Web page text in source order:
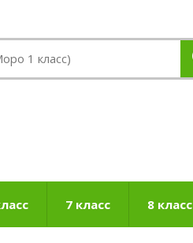
7 класс 8 класс